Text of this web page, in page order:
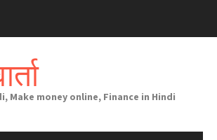
Make money online, Finance in Hindi